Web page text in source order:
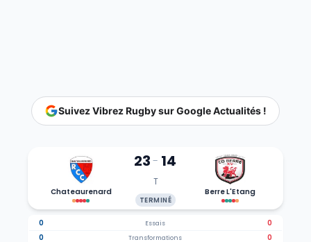
Suivez Vibrez Rugby sur Google Actualités !
Chateaurenard
23- 14
T
TERMINÉ
Berre L'Etang
0 Essais
0
0
Transformations
0